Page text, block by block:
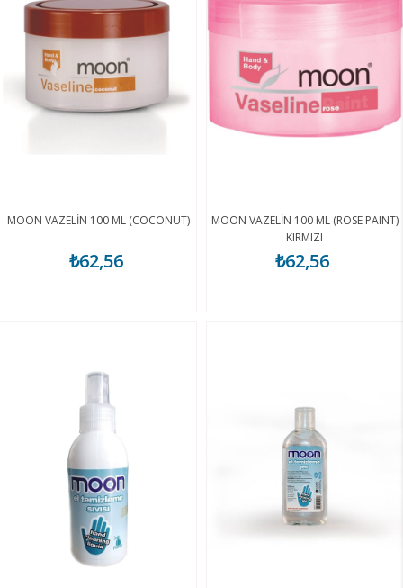
MOON VAZELİN 100 ML (COCONUT)
₺62,56
MOON VAZELİN 100 ML (ROSE PAINT)
KIRMIZI
₺62,56